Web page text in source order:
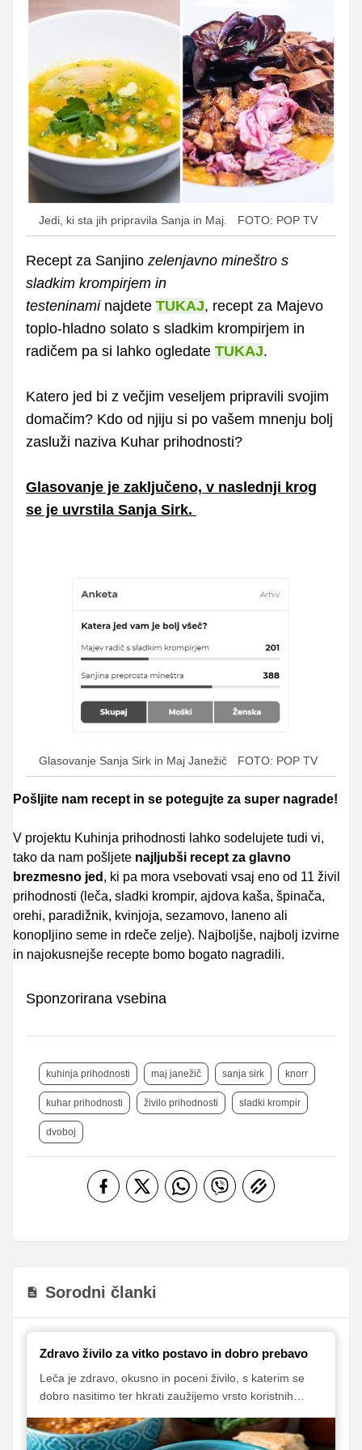
Jedi, ki sta jih pripravila Sanja in Maj. FOTO: POP TV
Recept za Sanjino zelenjavno mineštro s
sladkim krompirjem in
testeninami najdete TUKAJ, recept za Majevo
toplo­­-hladno solato s sladkim krompirjem in
radičem pa si lahko ogledate TUKAJ.
Katero jed bi z večjim veseljem pripravili svojim
domačim? Kdo od njiju si po vašem mnenju bolj
zasluži naziva Kuhar prihodnosti?
Glasovanje je zaključeno, v naslednji krog
se je uvrstila Sanja Sirk.
Glasovanje Sanja Sirk in Maj Janežič FOTO: POP TV
Pošljite nam recept in se potegujte za super nagrade!
V projektu Kuhinja prihodnosti lahko sodelujete tudi vi,
tako da nam pošljete najljubši recept za glavno
brezmesno jed , ki pa mora vsebovati vsaj eno od 11 živil
prihodnosti (leča, sladki krompir, ajdova kaša, špinača,
orehi, paradižnik, kvinjoja, sezamovo, laneno ali
konopljino seme in rdeče zelje). Najboljše, najbolj izvirne
in najokusnejše recepte bomo bogato nagradili.
Sponzorirana vsebina
kuhinja prihodnosti maj janežič sanja sirk knorr
kuhar prihodnosti živilo prihodnosti sladki krompir
dvoboj
Sorodni članki
Zdravo živilo za vitko postavo in dobro prebavo
Leča je zdravo, okusno in poceni živilo, s katerim se
dobro nasitimo ter hkrati zaužijemo vrsto koristnih
je na voljo v različnih barvah in velikostih, vključili v